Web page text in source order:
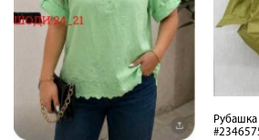
Рубашка